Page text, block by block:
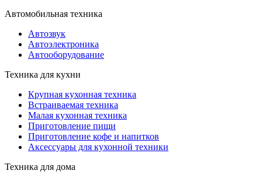
Автомобильная техника
Автозвук
Автоэлектроника
Автооборудование
Техника для кухни
Крупная кухонная техника
Встраиваемая техника
Малая кухонная техника
Приготовление пищи
Приготовление кофе и напитков
Аксессуары для кухонной техники
Техника для дома